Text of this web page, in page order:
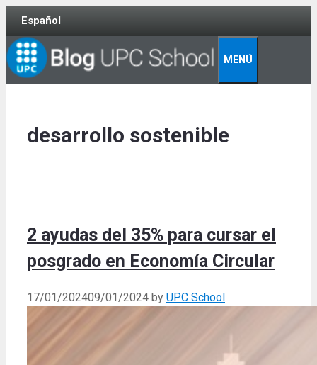
Skip
content
Español
MENÚ
desarrollo sostenible
2 ayudas del 35% para cursar el
posgrado en Economía Circular
17/01/202409/01/2024 by UPC School